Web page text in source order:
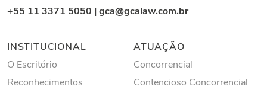
+55 11 3371 5050 |gca@gcalaw.com.br
INSTITUCIONAL
O Escritório
Reconhecimentos
ATUAÇÃO
Concorrencial
Contencioso Concorrencial